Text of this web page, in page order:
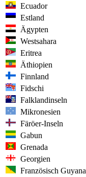
Ecuador
Estland
Ägypten
Westsahara
Eritrea
Äthiopien
Finnland
Fidschi
Falklandinseln
Mikronesien
Färöer-Inseln
Gabun
Grenada
Georgien
Französisch Guyana